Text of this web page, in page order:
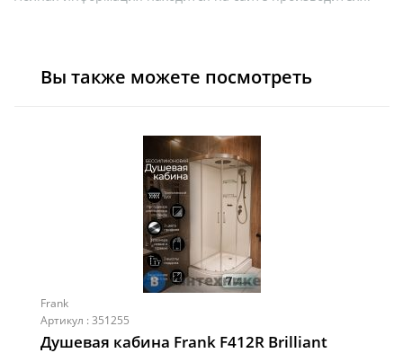
Вы также можете посмотреть
Frank
Артикул : 351255
Душевая кабина Frank F412R Brilliant